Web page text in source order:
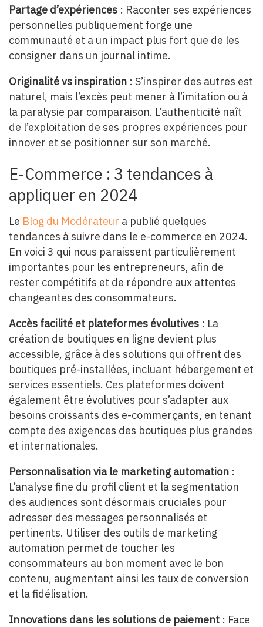
Partage d’expériences : Raconter ses expériences
personnelles publiquement forge une
communauté et a un impact plus fort que de les
consigner dans un journal intime.
Originalité vs inspiration : S’inspirer des autres est
naturel, mais l’excès peut mener à l’imitation ou à
la paralysie par comparaison. L’authenticité naît
de l’exploitation de ses propres expériences pour
innover et se positionner sur son marché.
E-Commerce : 3 tendances à
appliquer en 2024
Le Blog du Modérateur a publié quelques
tendances à suivre dans le e-commerce en 2024.
En voici 3 qui nous paraissent particulièrement
importantes pour les entrepreneurs, afin de
rester compétitifs et de répondre aux attentes
changeantes des consommateurs.
Accès facilité et plateformes évolutives : La
création de boutiques en ligne devient plus
accessible, grâce à des solutions qui offrent des
boutiques pré-installées, incluant hébergement et
services essentiels. Ces plateformes doivent
également être évolutives pour s’adapter aux
besoins croissants des e-commerçants, en tenant
compte des exigences des boutiques plus grandes
et internationales.
Personnalisation via le marketing automation :
L’analyse fine du profil client et la segmentation
des audiences sont désormais cruciales pour
adresser des messages personnalisés et
pertinents. Utiliser des outils de marketing
automation permet de toucher les
consommateurs au bon moment avec le bon
contenu, augmentant ainsi les taux de conversion
et la fidélisation.
Innovations dans les solutions de paiement : Face